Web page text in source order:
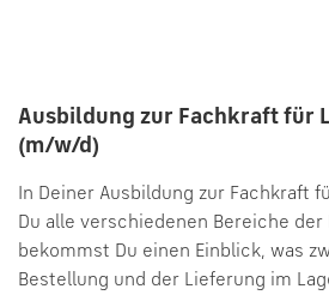
Ausbildung zur Fachkraft für
(m/w/d)
In Deiner Ausbildung zur Fachkraft
Du alle verschiedenen Bereiche
bekommst Du einen Einblick, was
Bestellung und der Lieferung im